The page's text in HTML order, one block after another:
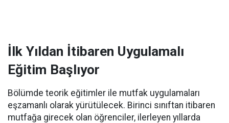
İlk Yıldan İtibaren Uygulamalı
Eğitim Başlıyor
Bölümde teorik eğitimler ile mutfak uygulamaları
eşzamanlı olarak yürütülecek. Birinci sınıftan itibaren
mutfağa girecek olan öğrenciler, ilerleyen yıllarda